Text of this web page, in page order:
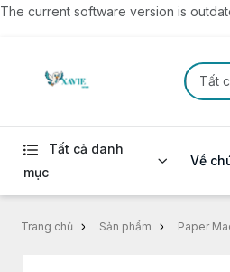
The current software version is
Tất
Tất cả danh
mục
Về
Trang chủ Sản phẩm Paper